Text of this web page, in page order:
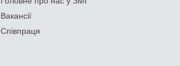
Вакансії
Співпраця